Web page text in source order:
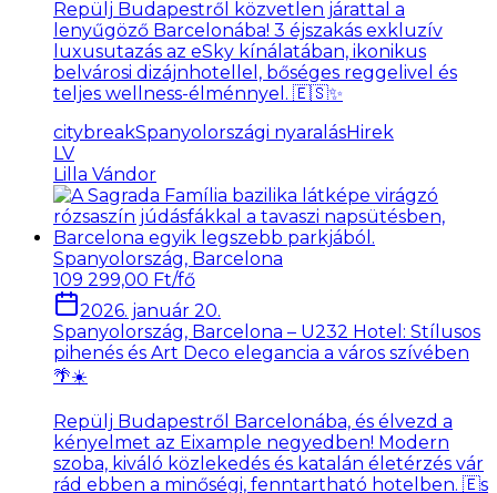
Repülj Budapestről közvetlen járattal a
lenyűgöző Barcelonába! 3 éjszakás exkluzív
luxusutazás az eSky kínálatában, ikonikus
belvárosi dizájnhotellel, bőséges reggelivel és
teljes wellness-élménnyel. 🇪🇸✨
citybreakSpanyolországi nyaralásHirek
LV
Lilla Vándor
Spanyolország, Barcelona
109 299,00 Ft/fő
2026. január 20.
Spanyolország, Barcelona – U232 Hotel: Stílusos
pihenés és Art Deco elegancia a város szívében
🌴☀️
Repülj Budapestről Barcelonába, és élvezd a
kényelmet az Eixample negyedben! Modern
szoba, kiváló közlekedés és katalán életérzés vár
rád ebben a minőségi, fenntartható hotelben. 🇪s